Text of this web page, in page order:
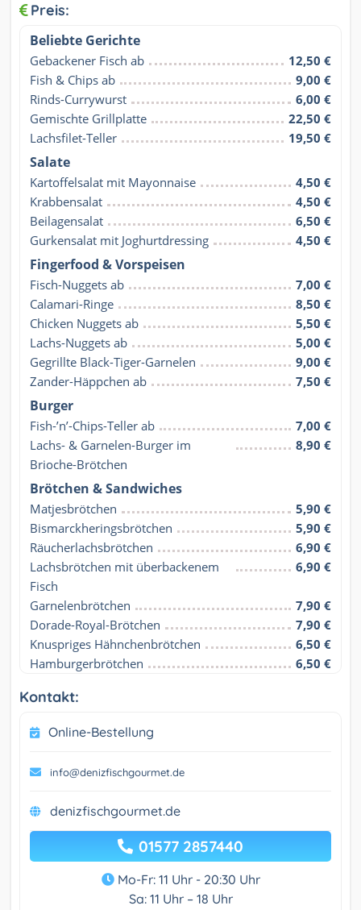
Preis:
Beliebte Gerichte
Gebackener Fisch ab
12,50 €
Fish & Chips ab
9,00 €
Rinds-Currywurst
6,00 €
Gemischte Grillplatte
22,50 €
Lachsfilet-Teller
19,50 €
Salate
Kartoffelsalat mit Mayonnaise
4,50 €
Krabbensalat
4,50 €
Beilagensalat
6,50 €
Gurkensalat mit Joghurtdressing
4,50 €
Fingerfood & Vorspeisen
Fisch-Nuggets ab
7,00 €
Calamari-Ringe
8,50 €
Chicken Nuggets ab
5,50 €
Lachs-Nuggets ab
5,00 €
Gegrillte Black-Tiger-Garnelen
9,00 €
Zander-Häppchen ab
7,50 €
Burger
Fish-’n’-Chips-Teller ab
7,00 €
Lachs- & Garnelen-Burger im
Brioche-Brötchen
8,90 €
Brötchen & Sandwiches
Matjesbrötchen
5,90 €
Bismarckheringsbrötchen
5,90 €
Räucherlachsbrötchen
6,90 €
Lachsbrötchen mit überbackenem
Fisch
6,90 €
Garnelenbrötchen
7,90 €
Dorade-Royal-Brötchen
7,90 €
Knuspriges Hähnchenbrötchen
6,50 €
Hamburgerbrötchen
6,50 €
Kontakt:
Online-Bestellung
info@denizfischgourmet.de
denizfischgourmet.de
01577 2857440
Mo-Fr: 11 Uhr - 20:30 Uhr
Sa: 11 Uhr – 18 Uhr